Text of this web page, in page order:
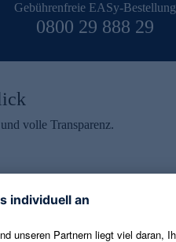
Gebührenfreie EASy-Bestellung
0800 29 888 29
volle Transparenz.